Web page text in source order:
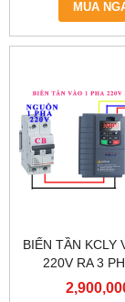
MUA
BIẾN TẦN KCLY
220V RA 3
0.75KW, BIẾN